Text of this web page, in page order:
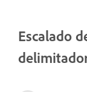
Escalado